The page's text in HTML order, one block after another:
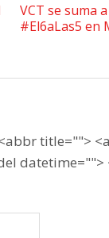
VCT se suma
#El6aLas5 en
title="">
datetime="">